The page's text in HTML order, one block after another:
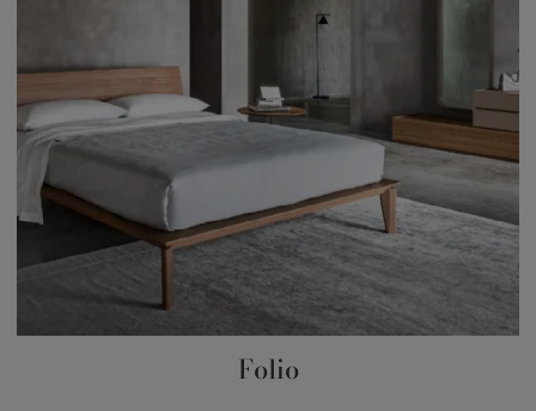
Folio